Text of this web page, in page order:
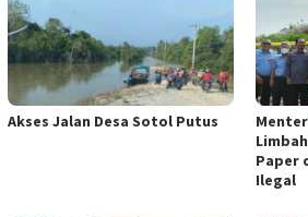
Akses Jalan Desa Sotol Putus
Paper
Ilegal